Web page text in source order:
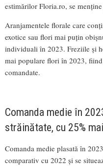
estimărilor Floria.ro, se
Aranjamentele florale care
exotice sau flori mai puțin
individuali în 2023. Freziile și
mai populare flori în 2023,
comandate.
Comanda medie în
străinătate, cu 25%
Comanda medie plasată în
comparativ cu 2022 și se